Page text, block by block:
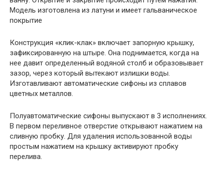
Модель изготовлена из латуни и имеет гальваническое
покрытие
Конструкция «клик-клак» включает запорную крышку,
зафиксированную на штыре. Она поднимается, когда на
нее давит определенный водяной столб и образовывает
зазор, через который вытекают излишки воды.
Изготавливают автоматические сифоны из сплавов
цветных металлов.
Полуавтоматические сифоны выпускают в 3 исполнениях.
В первом переливное отверстие открывают нажатием на
сливную пробку. Для удаления использованной воды
простым нажатием на крышку активируют пробку
перелива.